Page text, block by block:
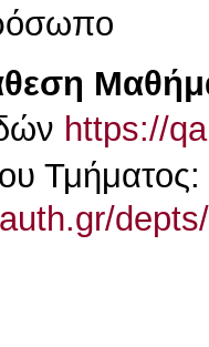
https://
Τμήματος: